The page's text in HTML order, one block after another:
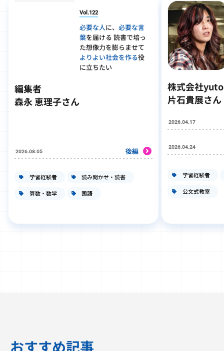
Vol.122
必要な人に、 必要な言
葉を届ける 読書で培っ
た想像力を膨らませて
よりよい社会を作る役
に立ちたい
編集者
森永 恵理子さん
2026.08.05 後編
学習経験者 読み聞かせ・読書
算数・数学 国語
株式会社
片石貴展さん
2026.04.17
2026.04.24
学習経験者
公文式教室
おすすめ記事